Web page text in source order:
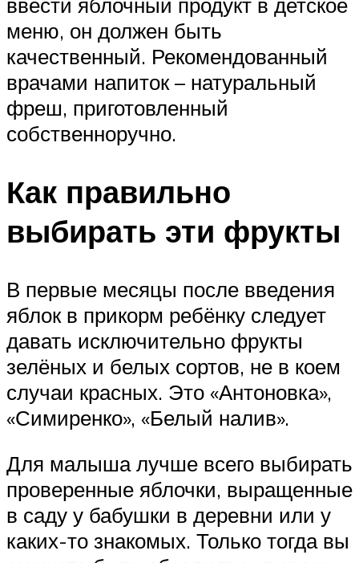
меню, он должен быть
качественный. Рекомендованный
врачами напиток – натуральный
фреш, приготовленный
собственноручно.
Как правильно
выбирать эти фрукты
В первые месяцы после введения
яблок в прикорм ребёнку следует
давать исключительно фрукты
зелёных и белых сортов, не в коем
случаи красных. Это «Антоновка»,
«Симиренко», «Белый налив».
Для малыша лучше всего выбирать
проверенные яблочки, выращенные
в саду у бабушки в деревни или у
каких-то знакомых. Только тогда вы